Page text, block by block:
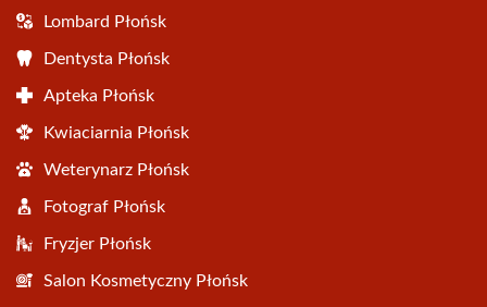
Lombard Płońsk
Dentysta Płońsk
Apteka Płońsk
Kwiaciarnia Płońsk
Weterynarz Płońsk
Fotograf Płońsk
Fryzjer Płońsk
Salon Kosmetyczny Płońsk